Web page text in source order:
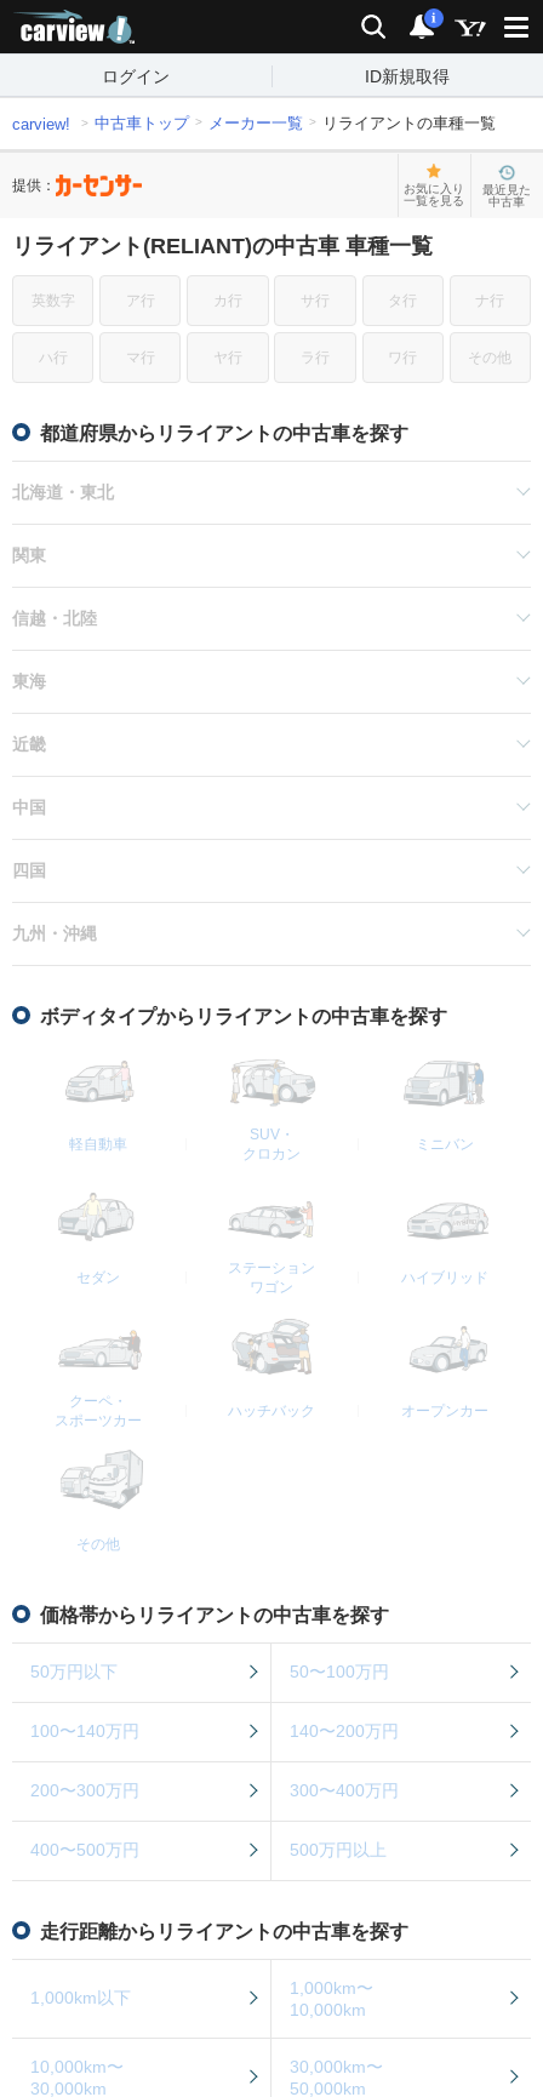
検索 通知
i
ログイン ID新規取得
carview! 中古車トップ メーカー一覧 リライアントの車種一覧
提供：
お気に入り
一覧を見る
最近見た
中古車
リライアント(RELIANT)の中古車 車種一覧
英数字 ア行 カ行 サ行 タ行 ナ行
ハ行 マ行 ヤ行 ラ行 ワ行 その他
都道府県からリライアントの中古車を探す
北海道・東北
関東
信越・北陸
東海
近畿
中国
四国
九州・沖縄
ボディタイプからリライアントの中古車を探す
軽自動車
SUV・
クロカン
ミニバン
セダン
ステーション
ワゴン
ハイブリッド
クーペ・
スポーツカー
ハッチバック オープンカー
その他
価格帯からリライアントの中古車を探す
50万円以下 50〜100万円
100〜140万円 140〜200万円
200〜300万円 300〜400万円
400〜500万円 500万円以上
走行距離からリライアントの中古車を探す
1,000km以下
1,000km〜
10,000km
10,000km〜
30,000km
30,000km〜
50,000km